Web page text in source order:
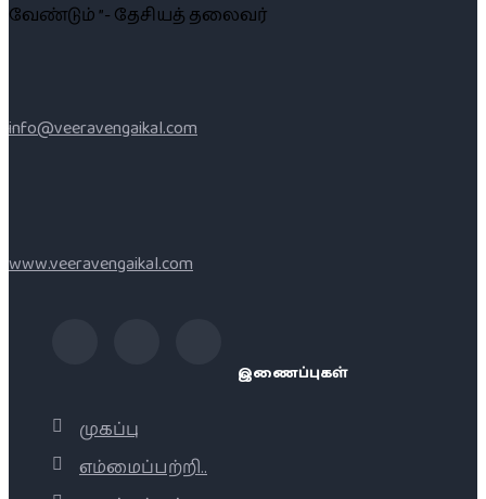
வேண்டும் ”- தேசியத் தலைவர்
info@veeravengaikal.com
www.veeravengaikal.com
இணைப்புகள்
முகப்பு
எம்மைப்பற்றி..